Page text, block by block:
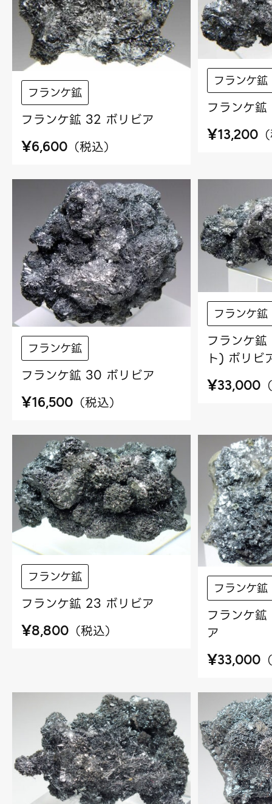
フランケ鉱
フランケ鉱 32 ボリビア
¥6,600 （税込）
フランケ鉱
フランケ
¥13,200 （
フランケ鉱
フランケ鉱 30 ボリビア
¥16,500 （税込）
フランケ鉱
フランケ
ト) ボリビ
¥33,000 （
フランケ鉱
フランケ鉱 23 ボリビア
¥8,800 （税込）
フランケ鉱
フランケ
ア
¥33,000 （